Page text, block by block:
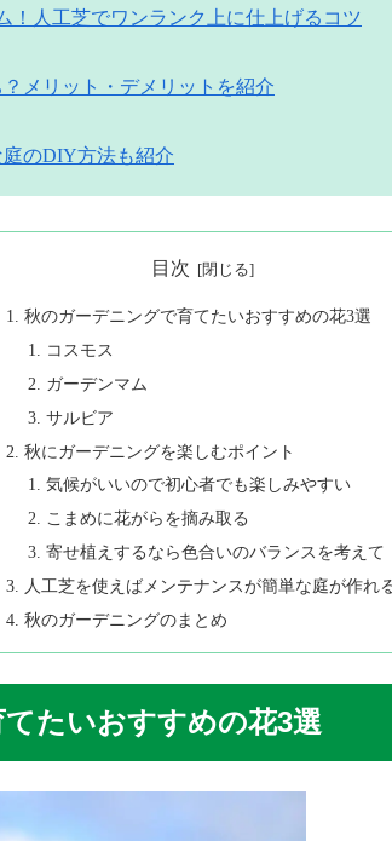
！人工芝でワンランク上に仕上げるコツ
メリット・デメリットを紹介
のDIY方法も紹介
目次
秋のガーデニングで育てたいおすすめの花3選
コスモス
ガーデンマム
サルビア
秋にガーデニングを楽しむポイント
気候がいいので初心者でも楽しみやすい
こまめに花がらを摘み取る
寄せ植えするなら色合いのバランスを考えて
人工芝を使えばメンテナンスが簡単な庭が作れ
秋のガーデニングのまとめ
たいおすすめの花3選